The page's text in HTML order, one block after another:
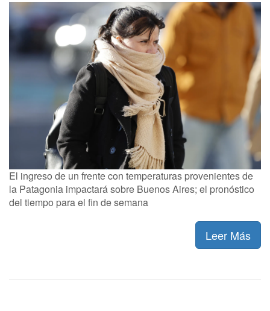
El ingreso de un frente con temperaturas provenientes de
la Patagonia impactará sobre Buenos Aires; el pronóstico
del tiempo para el fin de semana
Leer Más